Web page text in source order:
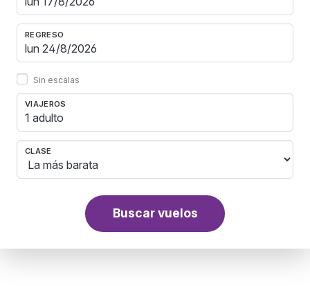
REGRESO
Sin escalas
VIAJEROS
1 adulto
CLASE
Buscar vuelos